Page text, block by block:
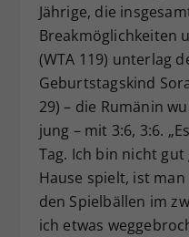
Jährige, die
Breakmöglichkeiten
(WTA 119) unterlag
Geburtstagskind
29) – die Rumänin
jung – mit 3:6, 3:6.
Tag. Ich bin nicht
Hause spielt, ist
den Spielbällen im
ich etwas